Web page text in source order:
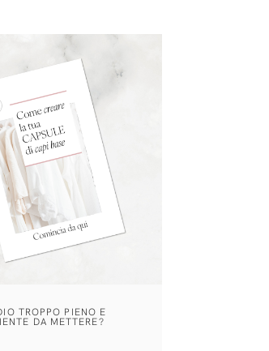
TROPPO PIENO E
DA METTERE?